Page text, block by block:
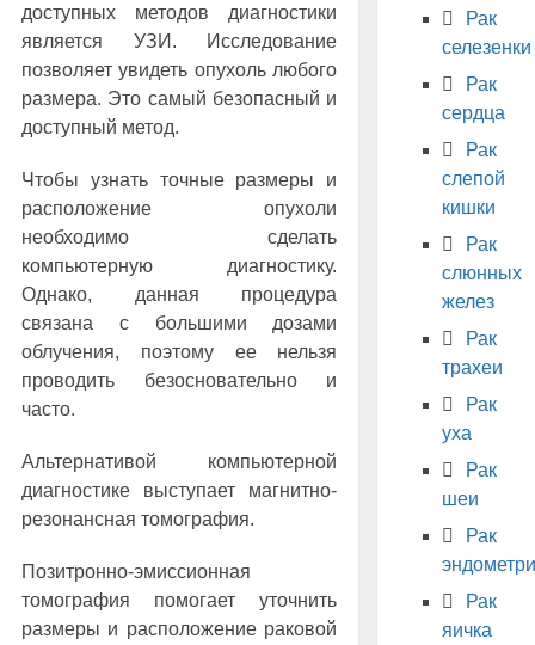
доступных методов диагностики
является УЗИ. Исследование
позволяет увидеть опухоль любого
размера. Это самый безопасный и
доступный метод.
Чтобы узнать точные размеры и
расположение опухоли
необходимо сделать
компьютерную диагностику.
Однако, данная процедура
связана с большими дозами
облучения, поэтому ее нельзя
проводить безосновательно и
часто.
Альтернативой компьютерной
диагностике выступает магнитно-
резонансная томография.
Позитронно-эмиссионная
томография помогает уточнить
размеры и расположение раковой
Рак
селезенки
Рак
сердца
Рак
слепой
кишки
Рак
слюнных
желез
Рак
трахеи
Рак
уха
Рак
шеи
Рак
Рак
яичка